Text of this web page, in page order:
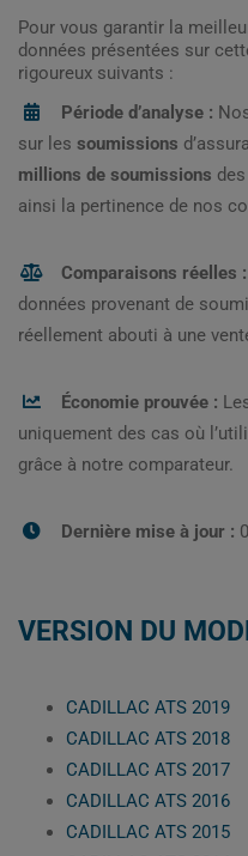
Pour vous garantir la
données présentées sur
rigoureux suivants :
Période d’analyse :
sur les soumissions
millions de soumissions
ainsi la pertinence de nos
Comparaisons réelles :
données provenant de
réellement abouti à une
Économie prouvée :
uniquement des cas où
grâce à notre comparateur.
Dernière mise à jour :
VERSION DU
CADILLAC ATS 2019
CADILLAC ATS 2018
CADILLAC ATS 2017
CADILLAC ATS 2016
CADILLAC ATS 2015